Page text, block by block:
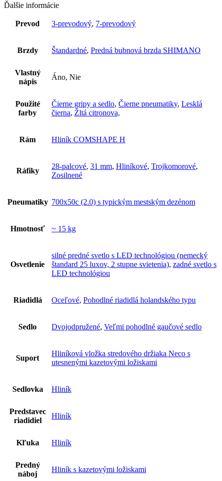
Ďalšie informácie
Prevod 3-prevodový, 7-prevodový
Brzdy Štandardné, Predná bubnová brzda SHIMANO
Vlastný
nápis
Áno, Nie
Použité
farby
Čierne gripy a sedlo, Čierne pneumatiky, Lesklá
čierna, Žltá citronova,
Rám Hliník COMSHAPE H
Ráfiky
28-palcové, 31 mm, Hliníkové, Trojkomorové,
Zosilnené
Pneumatiky 700x50c (2.0) s typickým mestským dezénom
Hmotnosť ~ 15 kg
Osvetlenie
silné predné svetlo s LED technológiou (nemecký
štandard 25 luxov, 2 stupne svietenia), zadné svetlo s
LED technológiou
Riadidlá Oceľové, Pohodlné riadidlá holandského typu
Sedlo Dvojodpružené, Veľmi pohodlné gaučové sedlo
Suport
Hliníková vložka stredového držiaka Neco s
utesnenými kazetovými ložiskami
Sedlovka Hliník
Predstavec
riadidiel
Hliník
Kľuka Hliník
Predný
náboj
Hliník s kazetovými ložiskami